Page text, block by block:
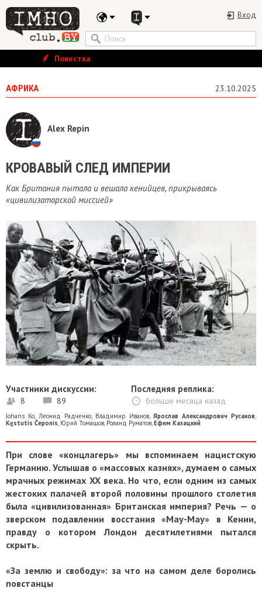
Вход
Повестка
АФРИКА 23.10.2025
Alex Repin
​КРОВАВЫЙ СЛЕД ИМПЕРИИ
Как Британия пытала и вешала кенийцев, прикрываясь
«цивилизаторской миссией»
Участники дискуссии:
8 89
Последняя реплика:
больше месяца назад
Johans Ko Леонид Радченко Владимир Иванов Ярослав Александрович Русаков
Kęstutis Čeponis Юрий Томашов Роланд Руматов Ефим Казацкий
При слове «концлагерь» мы вспоминаем нацистскую
Германию. Услышав о «массовых казнях», думаем о самых
мрачных режимах XX века. Но что, если одним из самых
жестоких палачей второй половины прошлого столетия
была «цивилизованная» Британская империя? Речь — о
зверском подавлении восстания «Мау-Мау» в Кении,
правду о котором Лондон десятилетиями пытался
скрыть.
«За землю и свободу»: за что на самом деле боролись
повстанцы